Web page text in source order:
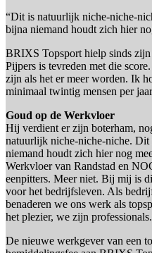
“Dit is natuurlijk niche-niche-
bijna niemand houdt zich hier
BRIXS Topsport hielp sinds zijn
Pijpers is tevreden met die
zijn als het er meer worden. Ik
minimaal twintig mensen per
Goud op de Werkvloer
Hij verdient er zijn boterham,
natuurlijk niche-niche-niche.
niemand houdt zich hier nog
Werkvloer van Randstad en
eenpitters. Meer niet. Bij mij is
voor het bedrijfsleven. Als
benaderen we ons werk als
het plezier, we zijn
De nieuwe werkgever van een